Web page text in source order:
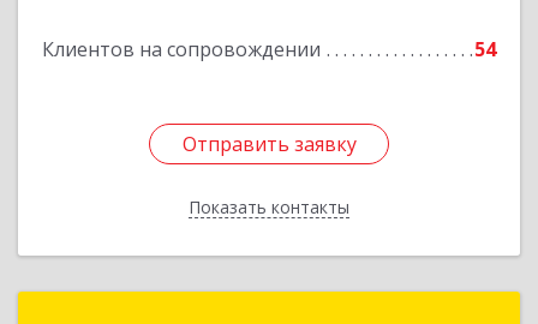
Клиентов на сопровождении 54
Отправить заявку
Показать контакты
Подробнее
Отправить заявку
Назад